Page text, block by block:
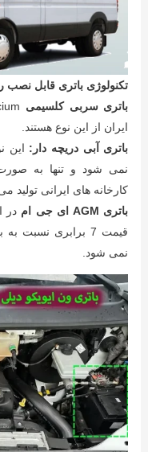
تکنولوژی باتری قابل نصب
باتری سربی کلسیمی
ایران از این نوع هستند.
باتری آبی دریچه دار: این
نمی شود و تنها به
کارخانه های ایرانی تولید
باتری AGM ای جی ام
در
قیمت 7 برابری نسبت
نمی شود.